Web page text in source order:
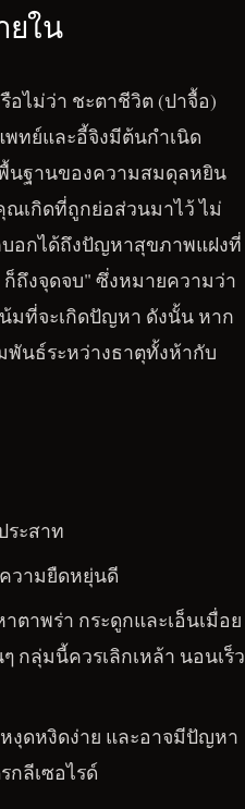
ยใน
ไม่ว่า ชะตาชีวิต (ปาจื้อ)
ทย์และอี้จิงมีต้นกำเนิด
นฐานของความสมดุลหยิน
เกิดที่ถูกย่อส่วนมาไว้ ไม่
บอกได้ถึงปัญหาสุขภาพแฝงที่
ถึงจุดจบ" ซึ่งหมายความว่า
มที่จะเกิดปัญหา ดังนั้น หาก
นธ์ระหว่างธาตุทั้งห้ากับ
ระสาท
วามยืดหยุ่นดี
าพร่า กระดูกและเอ็นเมื่อย
กลุ่มนี้ควรเลิกเหล้า นอนเร็ว
งุดหงิดง่าย และอาจมีปัญหา
กลีเซอไรด์